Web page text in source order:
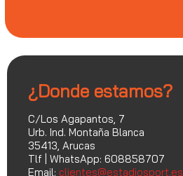
¿Donde estamos?
C/Los Agapantos, 7
Urb. Ind. Montaña Blanca
35413, Arucas
Tlf | WhatsApp: 608858707
Email: clientes@estadiosport.es